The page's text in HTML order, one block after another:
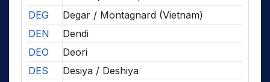
DEG
Degar / Montagnard (Vietnam)
DEN
Dendi
DEO
Deori
DES
Desiya / Deshiya